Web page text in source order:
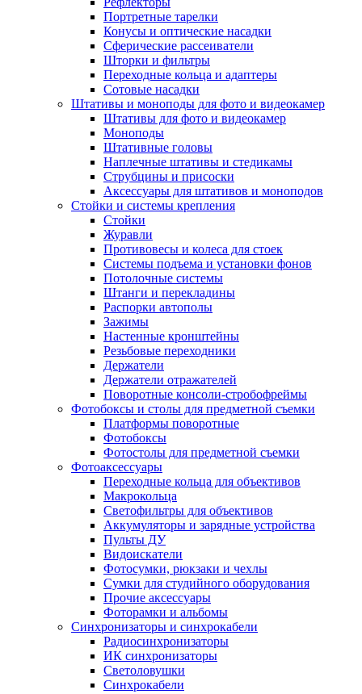
Портретные тарелки
Конусы и оптические насадки
Сферические рассеиватели
Шторки и фильтры
Переходные кольца и адаптеры
Сотовые насадки
Штативы и моноподы для фото и видеокамер
Штативы для фото и видеокамер
Моноподы
Штативные головы
Наплечные штативы и стедикамы
Струбцины и присоски
Аксессуары для штативов и моноподов
Стойки и системы крепления
Стойки
Журавли
Противовесы и колеса для стоек
Системы подъема и установки фонов
Потолочные системы
Штанги и перекладины
Распорки автополы
Зажимы
Настенные кронштейны
Резьбовые переходники
Держатели
Держатели отражателей
Поворотные консоли-стробофреймы
Фотобоксы и столы для предметной съемки
Платформы поворотные
Фотобоксы
Фотостолы для предметной съемки
Фотоаксессуары
Переходные кольца для объективов
Макрокольца
Светофильтры для объективов
Аккумуляторы и зарядные устройства
Пульты ДУ
Видоискатели
Фотосумки, рюкзаки и чехлы
Сумки для студийного оборудования
Прочие аксессуары
Фоторамки и альбомы
Синхронизаторы и синхрокабели
Радиосинхронизаторы
ИК синхронизаторы
Светоловушки
Синхрокабели